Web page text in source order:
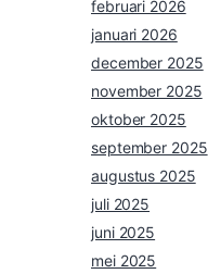
februari 2026
januari 2026
december 2025
november 2025
oktober 2025
september 2025
augustus 2025
juli 2025
juni 2025
mei 2025